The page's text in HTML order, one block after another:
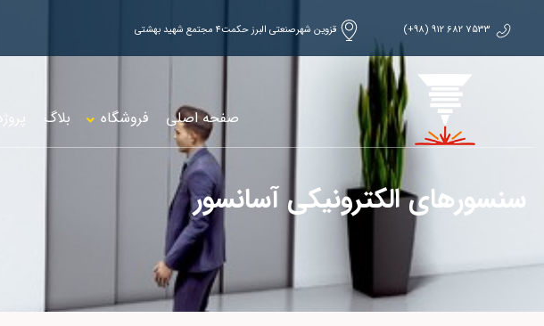
7533 682 912 (98+) قزوین شهرصنعتی البرز حکمت۴ مجتمع شهید بهشتی
صفحه اصلی فروشگاه بلاگ
سنسورهاي الکترونيکي آسانسور